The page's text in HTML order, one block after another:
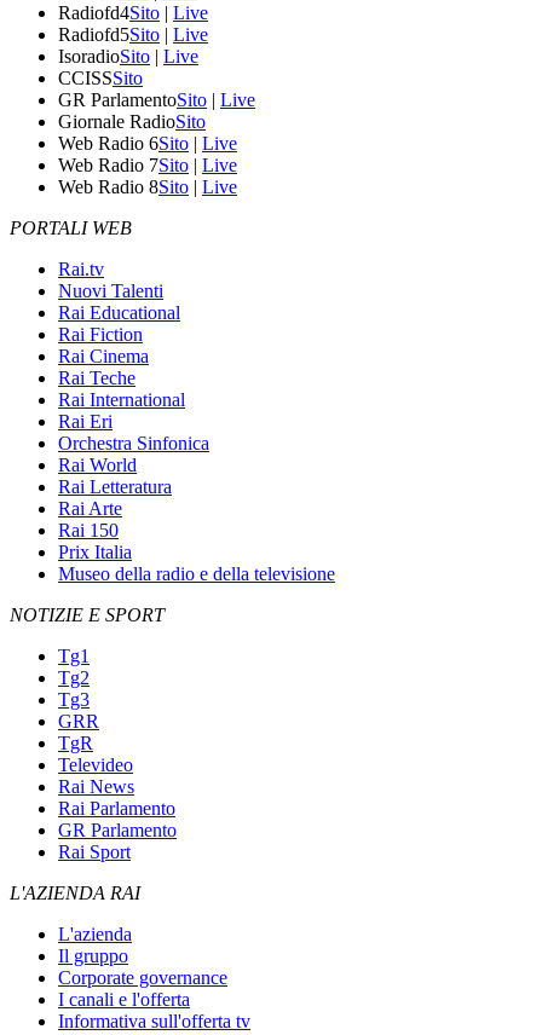
Radiofd4Sito | Live
Radiofd5Sito | Live
IsoradioSito | Live
CCISSSito
GR ParlamentoSito | Live
Giornale RadioSito
Web Radio 6Sito | Live
Web Radio 7Sito | Live
Web Radio 8Sito | Live
PORTALI WEB
Rai.tv
Nuovi Talenti
Rai Educational
Rai Fiction
Rai Cinema
Rai Teche
Rai International
Rai Eri
Orchestra Sinfonica
Rai World
Rai Letteratura
Rai Arte
Rai 150
Prix Italia
Museo della radio e della televisione
NOTIZIE E SPORT
Tg1
Tg2
Tg3
GRR
TgR
Televideo
Rai News
Rai Parlamento
GR Parlamento
Rai Sport
L'AZIENDA RAI
L'azienda
Il gruppo
Corporate governance
I canali e l'offerta
Informativa sull'offerta tv